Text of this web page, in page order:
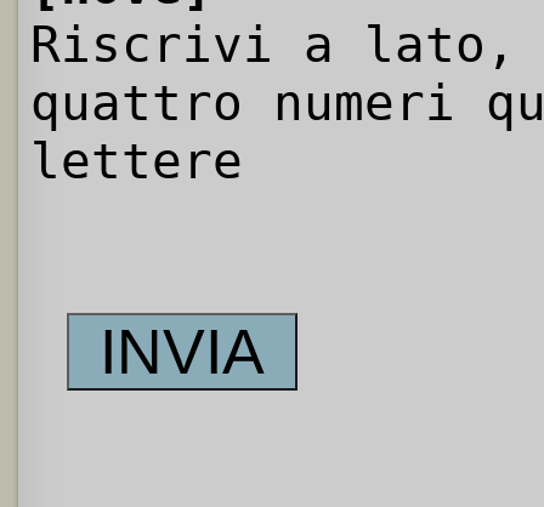
Riscrivi a
quattro numeri
lettere